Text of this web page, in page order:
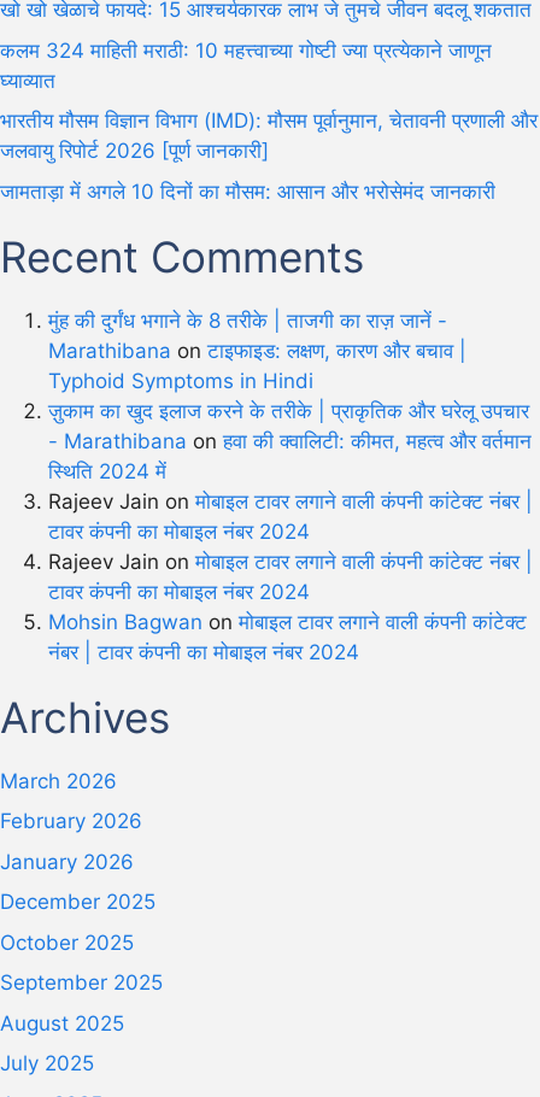
खो खो खेळाचे फायदे: 15 आश्चर्यकारक लाभ जे तुमचे जीवन बदलू शकतात
कलम 324 माहिती मराठी: 10 महत्त्वाच्या गोष्टी ज्या प्रत्येकाने जाणून
घ्याव्यात
भारतीय मौसम विज्ञान विभाग (IMD): मौसम पूर्वानुमान, चेतावनी प्रणाली और
जलवायु रिपोर्ट 2026 [पूर्ण जानकारी]
जामताड़ा में अगले 10 दिनों का मौसम: आसान और भरोसेमंद जानकारी
Recent Comments
मुंह की दुर्गंध भगाने के 8 तरीके | ताजगी का राज़ जानें -
Marathibana onटाइफाइड: लक्षण, कारण और बचाव |
Typhoid Symptoms in Hindi
ज़ुकाम का खुद इलाज करने के तरीके | प्राकृतिक और घरेलू उपचार
- Marathibana onहवा की क्वालिटी: कीमत, महत्व और वर्तमान
स्थिति 2024 में
Rajeev Jain onमोबाइल टावर लगाने वाली कंपनी कांटेक्ट नंबर |
टावर कंपनी का मोबाइल नंबर 2024
Rajeev Jain onमोबाइल टावर लगाने वाली कंपनी कांटेक्ट नंबर |
टावर कंपनी का मोबाइल नंबर 2024
Mohsin Bagwan onमोबाइल टावर लगाने वाली कंपनी कांटेक्ट
नंबर | टावर कंपनी का मोबाइल नंबर 2024
Archives
March 2026
February 2026
January 2026
December 2025
October 2025
September 2025
August 2025
July 2025